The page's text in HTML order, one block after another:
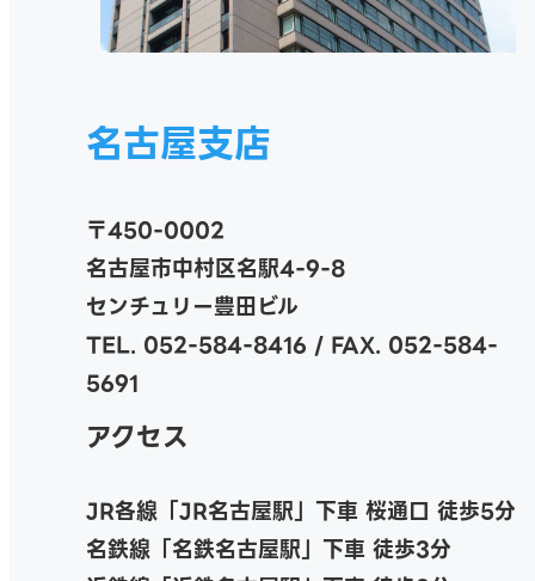
名古屋支店
〒450-0002
名古屋市中村区名駅4-9-8
センチュリー豊田ビル
TEL. 052-584-8416 / FAX. 052-584-
5691
アクセス
JR各線「JR名古屋駅」下車 桜通口 徒歩5分
名鉄線「名鉄名古屋駅」下車 徒歩3分